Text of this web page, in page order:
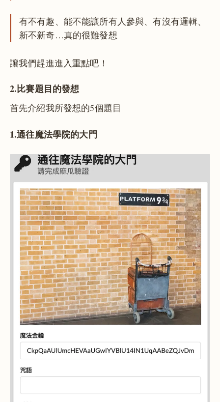
有不有趣、能不能讓所有人參與、有沒有邏輯、
新不新奇…真的很難發想
讓我們趕進進入重點吧！
2.比賽題目的發想
首先介紹我所發想的5個題目
1.通往魔法學院的大門